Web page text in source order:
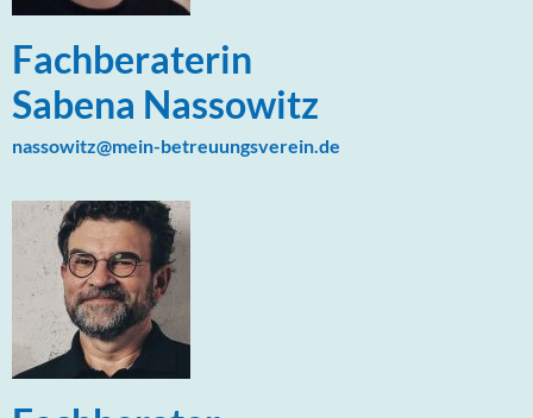
Fachberaterin
Sabena Nassowitz
nassowitz@mein-betreuungsverein.de